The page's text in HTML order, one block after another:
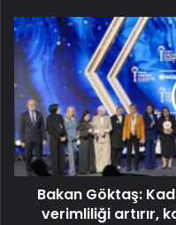
Bakan Göktaş:
verimliliği artırır,